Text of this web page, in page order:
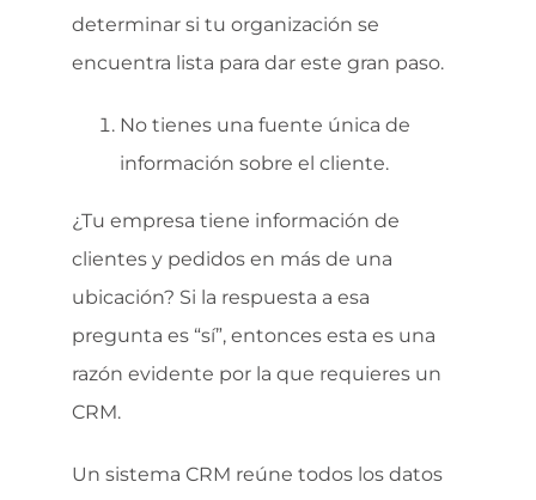
determinar si tu organización se
encuentra lista para dar este gran paso.
No tienes una fuente única de
información sobre el cliente.
¿Tu empresa tiene información de
clientes y pedidos en más de una
ubicación? Si la respuesta a esa
pregunta es “sí”, entonces esta es una
razón evidente por la que requieres un
CRM.
Un sistema CRM reúne todos los datos